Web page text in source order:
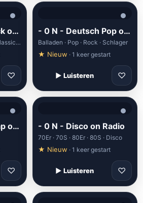
- 0 N - Classic Rock on Radio
80Er · 80S · 90Er · 90S · Classic Rock
♡
- 0 N - Deutsch Pop on Radio
Balladen · Pop · Rock · Schlager
★ Nieuw · 1 keer gestart
▶ Luisteren ♡
- 0 N - Deutsch Rap on Radio
♡
- 0 N - Disco on Radio
70Er · 70S · 80Er · 80S · Disco
★ Nieuw · 1 keer gestart
▶ Luisteren ♡